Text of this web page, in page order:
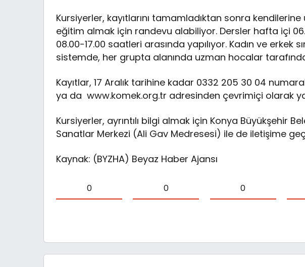
Kursiyerler, kayıtlarını tamamladıktan sonra
eğitim almak için randevu alabiliyor. Dersler hafta içi
08.00-17.00 saatleri arasında yapılıyor. Kadın ve erkek
sistemde, her grupta alanında uzman hocalar
Kayıtlar, 17 Aralık tarihine kadar 0332 205 30 04
ya da www.komek.org.tr adresinden çevrimiçi olarak
Kursiyerler, ayrıntılı bilgi almak için Konya Büyükşehir
Sanatlar Merkezi (Ali Gav Medresesi) ile de iletişime
Kaynak: (BYZHA) Beyaz Haber Ajansı
0 0 0